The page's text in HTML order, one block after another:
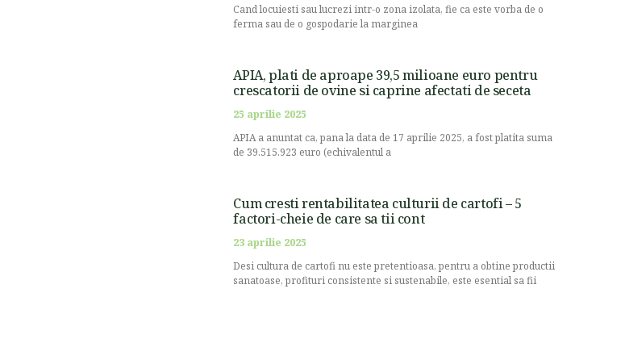
Cand locuiesti sau lucrezi intr-o zona izolata, fie ca este vorba de o
ferma sau de o gospodarie la marginea
APIA, plati de aproape 39,5 milioane euro pentru
crescatorii de ovine si caprine afectati de seceta
25 aprilie 2025
APIA a anuntat ca, pana la data de 17 aprilie 2025, a fost platita suma
de 39.515.923 euro (echivalentul a
Cum cresti rentabilitatea culturii de cartofi – 5
factori-cheie de care sa tii cont
23 aprilie 2025
Desi cultura de cartofi nu este pretentioasa, pentru a obtine productii
sanatoase, profituri consistente si sustenabile, este esential sa fii